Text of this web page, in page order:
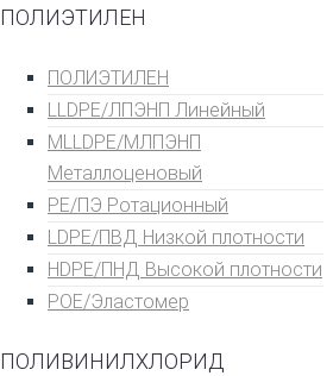
ПОЛИЭТИЛЕН
ПОЛИЭТИЛЕН
LLDPE/ЛПЭНП Линейный
MLLDPE/МЛПЭНП
Металлоценовый
PE/ПЭ Ротационный
LDPE/ПВД Низкой плотности
HDPE/ПНД Высокой плотности
POE/Эластомер
ПОЛИВИНИЛХЛОРИД